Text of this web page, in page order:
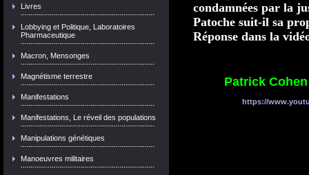
Livres
Lobbying et Politique, Laboratoires
Pharmaceutique
Macron, Mensonges
Magnétisme terrestre
Manifestations
Manifestations, Le réveil des populations
Manipulations génétiques
Manoeuvres militaires
condamnées par la
Patoche suit-il sa
Réponse dans la
Patrick
https://